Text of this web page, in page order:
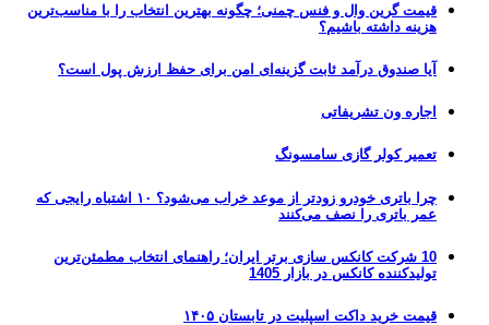
قیمت گرین وال و فنس چمنی؛ چگونه بهترین انتخاب را با مناسب‌ترین
هزینه داشته باشیم؟
آیا صندوق درآمد ثابت گزینه‌ای امن برای حفظ ارزش پول است؟
اجاره ون تشریفاتی
تعمیر کولر گازی سامسونگ
چرا باتری خودرو زودتر از موعد خراب می‌شود؟ ۱۰ اشتباه رایجی که
عمر باتری را نصف می‌کنند
10 شرکت کانکس سازی برتر ایران؛ راهنمای انتخاب مطمئن‌ترین
تولیدکننده کانکس در بازار 1405
قیمت خرید داکت اسپلیت در تابستان ۱۴۰۵